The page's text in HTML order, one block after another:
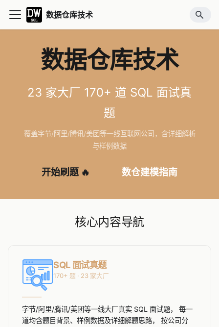
数据仓库技术
数据仓库技术
23 家大厂 170+ 道 SQL 面试真
题
覆盖字节/阿里/腾讯/美团等一线互联网公司，含详细解析
与样例数据
开始刷题 🔥 数仓建模指南
核心内容导航
SQL 面试真题
170+ 题 · 23 家大厂
字节/阿里/腾讯/美团等一线大厂真实 SQL 面试题， 每一
道均含题目背景、样例数据及详细解题思路， 按公司分